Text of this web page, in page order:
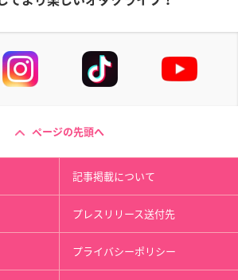
ページの先頭へ
記事掲載について
プレスリリース送付先
プライバシーポリシー